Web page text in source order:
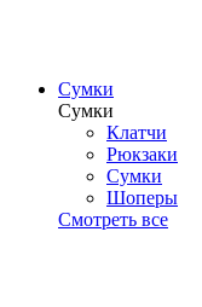
Сумки
Сумки
Клатчи
Рюкзаки
Сумки
Шоперы
Смотреть все